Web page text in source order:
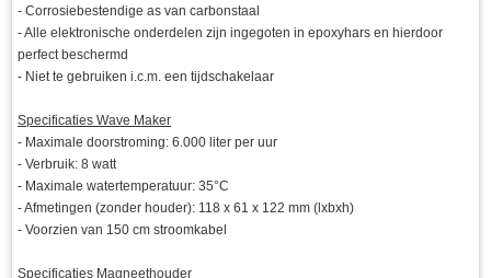
- Corrosiebestendige as van carbonstaal
- Alle elektronische onderdelen zijn ingegoten in epoxyhars en hierdoor
perfect beschermd
- Niet te gebruiken i.c.m. een tijdschakelaar
Specificaties Wave Maker
- Maximale doorstroming: 6.000 liter per uur
- Verbruik: 8 watt
- Maximale watertemperatuur: 35°C
- Afmetingen (zonder houder): 118 x 61 x 122 mm (lxbxh)
- Voorzien van 150 cm stroomkabel
Specificaties Magneethouder